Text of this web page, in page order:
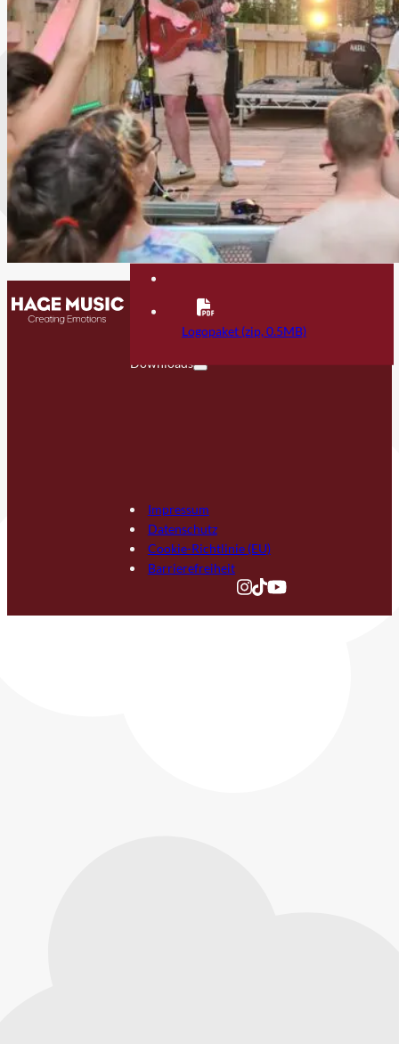
Downloads
Logopaket (zip, 0.5MB)
Impressum
Datenschutz
Cookie-Richtlinie (EU)
Barrierefreiheit